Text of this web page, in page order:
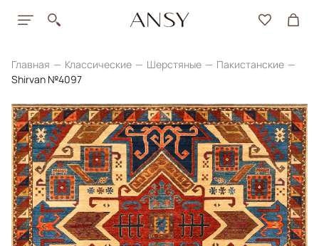
Главная Классические Шерстяные
Пакистанские
Shirvan №4097